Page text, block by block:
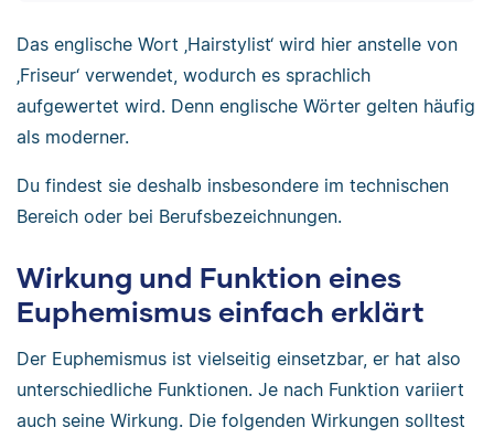
Das englische Wort ‚Hairstylist‘ wird hier anstelle von
‚Friseur‘ verwendet, wodurch es sprachlich
aufgewertet wird. Denn englische Wörter gelten häufig
als moderner.
Du findest sie deshalb insbesondere im technischen
Bereich oder bei Berufsbezeichnungen.
Wirkung und Funktion eines
Euphemismus einfach erklärt
Der Euphemismus ist vielseitig einsetzbar, er hat also
unterschiedliche Funktionen. Je nach Funktion variiert
auch seine Wirkung. Die folgenden Wirkungen solltest